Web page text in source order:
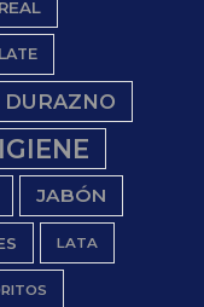
DURAZNO
JABÓN
LATA